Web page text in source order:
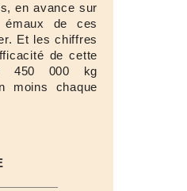
en avance sur
de ces
Et les chiffres
de cette
450 000 kg
moins chaque